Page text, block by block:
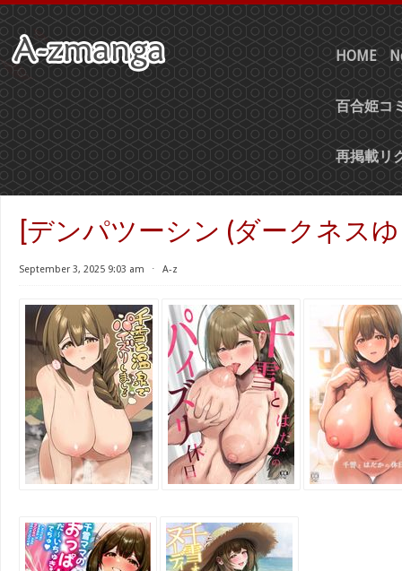
HOME
百合姫コ
再掲載リ
[デンパツーシン (ダークネスゆ
September 3, 2025 9:03 am ⋅ A-z